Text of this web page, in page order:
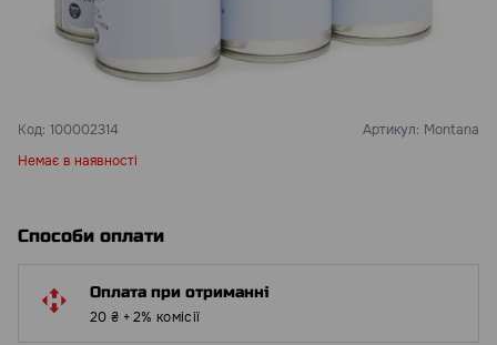
Код: 100002314 Артикул: Montana
Немає в наявності
Способи оплати
Оплата при отриманні
20 ₴ + 2% комісії